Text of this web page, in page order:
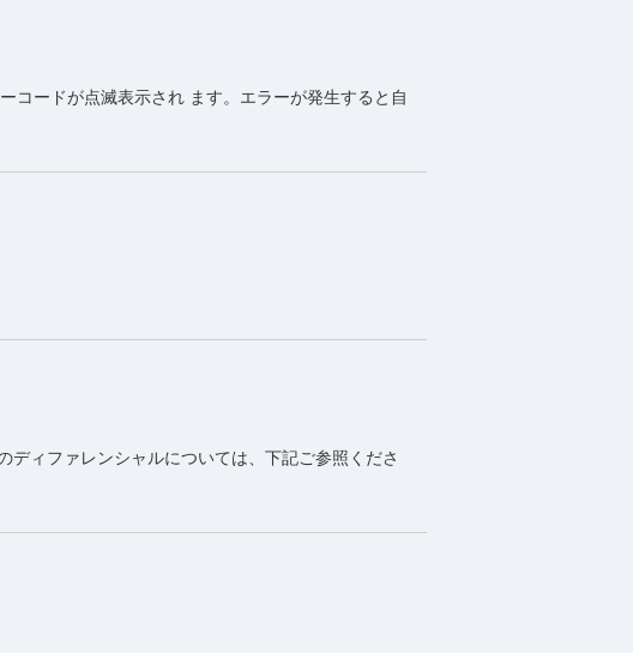
コードが点滅表示され ます。エラーが発生すると自
ィファレンシャルについては、下記ご参照くださ